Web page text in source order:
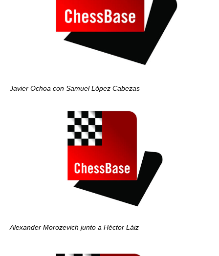
Javier Ochoa con Samuel López Cabezas
Alexander Morozevich junto a Héctor Láiz